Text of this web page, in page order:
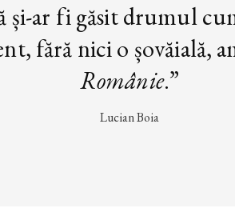
și-ar fi găsit drumul
fără nici o șovăială,
Românie.”
Lucian Boia